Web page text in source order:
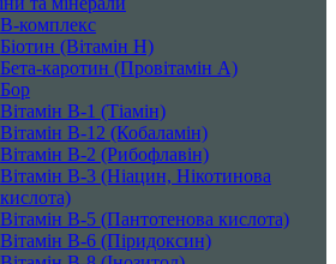
B-комплекс
Біотин (Вітамін H)
Бета-каротин (Провітамін А)
Бор
Вітамін B-1 (Тіамін)
Вітамін B-12 (Кобаламін)
Вітамін B-2 (Рибофлавін)
Вітамін B-3 (Ніацин, Нікотинова
кислота)
Вітамін B-5 (Пантотенова кислота)
Вітамін B-6 (Піридоксин)